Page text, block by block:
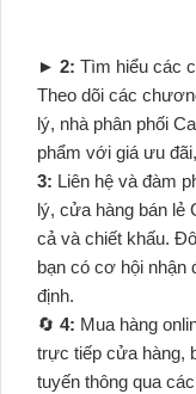
► 2: Tìm hiểu các
Theo dõi các
lý, nhà phân phối
phẩm với giá ưu
3: Liên hệ và đàm
lý, cửa hàng bán lẻ
cả và chiết khấu.
bạn có cơ hội
định.
🔄 4: Mua hàng
trực tiếp cửa hàng,
tuyến thông qua